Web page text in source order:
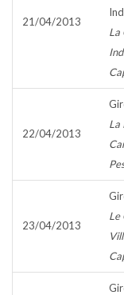
21/04/2013
La
22/04/2013
La
23/04/2013
Le